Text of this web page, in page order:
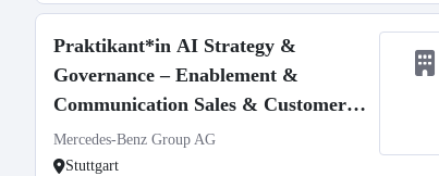
Praktikant*in AI Strategy &
Governance – Enablement &
Communication Sales & Customer
Experience (Pflicht-Praktikum)
Mercedes-Benz Group AG
Stuttgart